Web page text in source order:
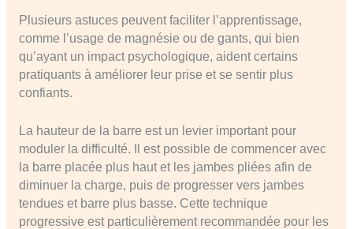
Plusieurs astuces peuvent faciliter l’apprentissage,
comme l’usage de magnésie ou de gants, qui bien
qu’ayant un impact psychologique, aident certains
pratiquants à améliorer leur prise et se sentir plus
confiants.
La hauteur de la barre est un levier important pour
moduler la difficulté. Il est possible de commencer avec
la barre placée plus haut et les jambes pliées afin de
diminuer la charge, puis de progresser vers jambes
tendues et barre plus basse. Cette technique
progressive est particulièrement recommandée pour les